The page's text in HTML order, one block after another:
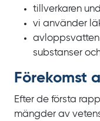
tillverkaren
vi använder
avloppsvatten
substanser
Förekomst
Efter de första
mängder av